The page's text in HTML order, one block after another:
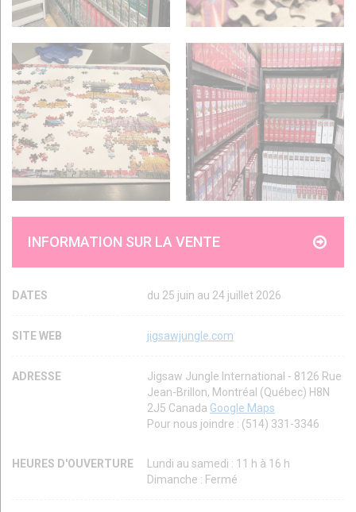
INFORMATION SUR LA VENTE
DATES du 25 juin au 24 juillet 2026
SITE WEB jigsawjungle.com
ADRESSE
Jigsaw Jungle International - 8126 Rue
Jean-Brillon, Montréal (Québec) H8N
2J5 Canada Google Maps
Pour nous joindre : (514) 331-3346
HEURES D'OUVERTURE
Lundi au samedi : 11 h à 16 h
Dimanche : Fermé